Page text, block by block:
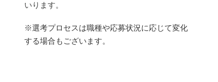
いります。
※選考プロセスは職種や応募状況に応じて変化
する場合もございます。